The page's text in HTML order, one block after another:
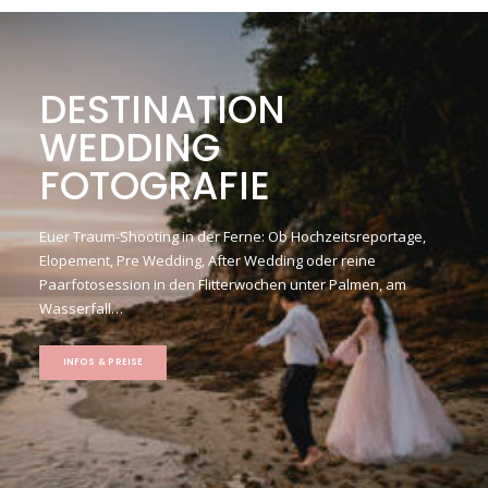
DESTINATION
WEDDING
FOTOGRAFIE
Euer Traum-Shooting in der Ferne: Ob Hochzeitsreportage,
Elopement, Pre Wedding, After Wedding oder reine
Paarfotosession in den Flitterwochen unter Palmen, am
Wasserfall…
INFOS & PREISE